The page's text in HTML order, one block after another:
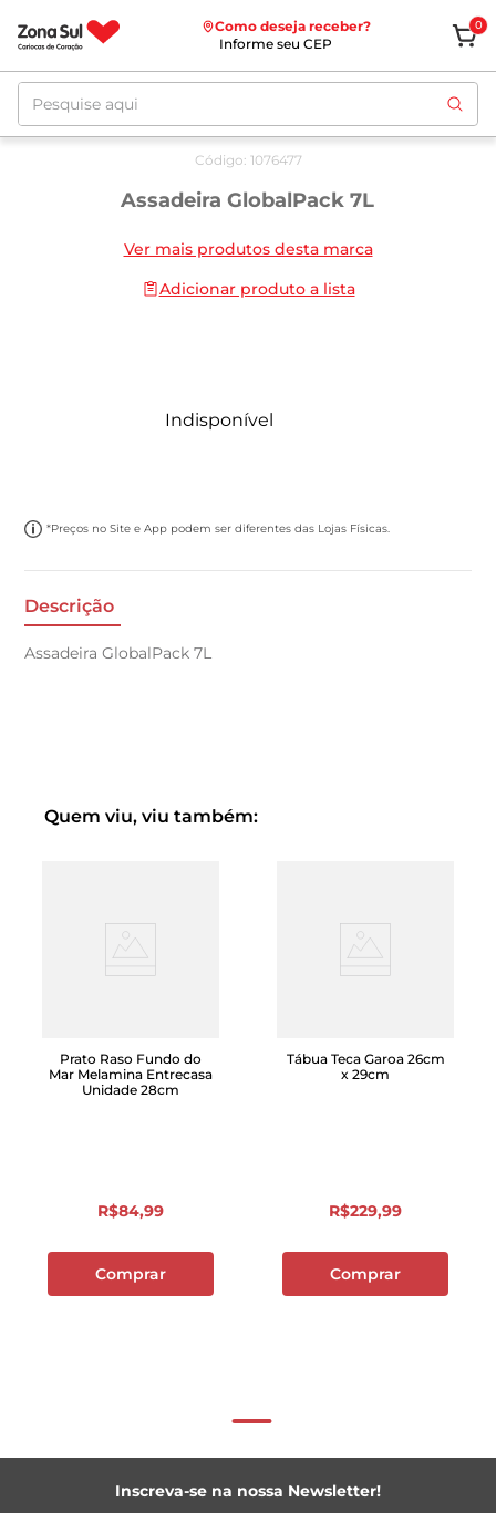
Como deseja receber?
Informe seu CEP
0
Pesquise aqui
Código: 1076477
Assadeira GlobalPack 7L
Ver mais produtos desta marca
Adicionar produto a lista
Indisponível
*Preços no Site e App podem ser diferentes das Lojas Físicas.
Descrição
Assadeira GlobalPack 7L
Quem viu, viu também:
Prato Raso Fundo do
Mar Melamina Entrecasa
Unidade 28cm
R$84,99
Comprar
Tábua Teca Garoa 26cm
x 29cm
R$229,99
Comprar
Inscreva-se na nossa Newsletter!